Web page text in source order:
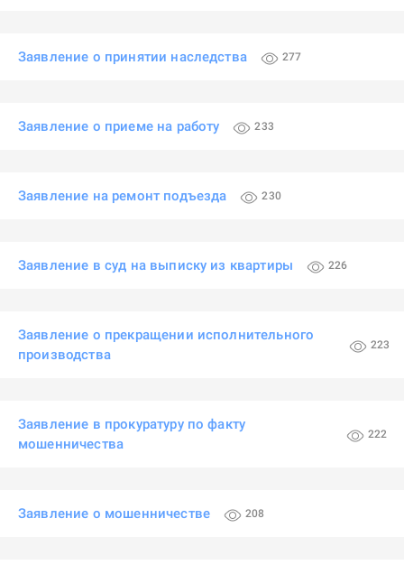
Заявление о принятии наследства 277
Заявление о приеме на работу 233
Заявление на ремонт подъезда 230
Заявление в суд на выписку из квартиры 226
Заявление о прекращении исполнительного
производства
223
Заявление в прокуратуру по факту
мошенничества
222
Заявление о мошенничестве 208